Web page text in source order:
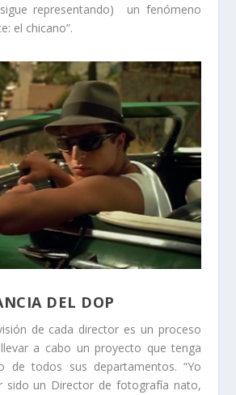
representando) un fenómeno
el chicano”.
DEL DOP
de cada director es un proceso
a cabo un proyecto que tenga
de todos sus departamentos. “Yo
sido un Director de fotografía nato,